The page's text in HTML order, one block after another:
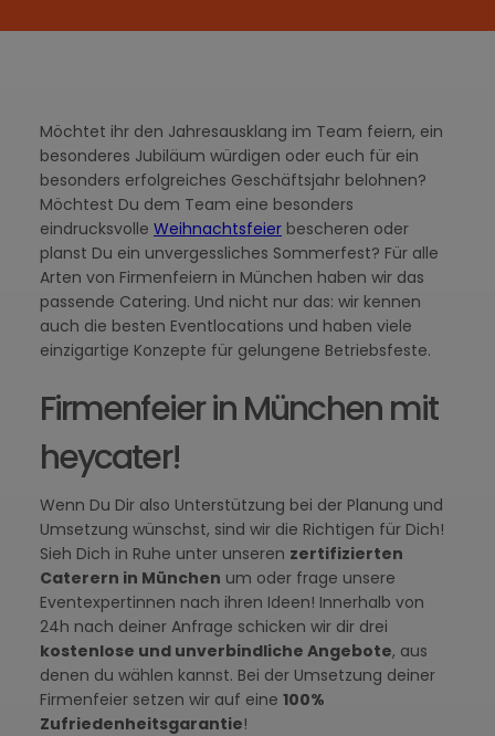
Möchtet ihr den Jahresausklang im Team feiern, ein
besonderes Jubiläum würdigen oder euch für ein
besonders erfolgreiches Geschäftsjahr belohnen?
Möchtest Du dem Team eine besonders
eindrucksvolle Weihnachtsfeier bescheren oder
planst Du ein unvergessliches Sommerfest? Für alle
Arten von Firmenfeiern in München haben wir das
passende Catering. Und nicht nur das: wir kennen
auch die besten Eventlocations und haben viele
einzigartige Konzepte für gelungene Betriebsfeste.
Firmenfeier in München mit
heycater!
Wenn Du Dir also Unterstützung bei der Planung und
Umsetzung wünschst, sind wir die Richtigen für Dich!
Sieh Dich in Ruhe unter unseren zertifizierten
Caterern in München um oder frage unsere
Eventexpertinnen nach ihren Ideen! Innerhalb von
24h nach deiner Anfrage schicken wir dir drei
kostenlose und unverbindliche Angebote, aus
denen du wählen kannst. Bei der Umsetzung deiner
Firmenfeier setzen wir auf eine 100%
Zufriedenheitsgarantie!